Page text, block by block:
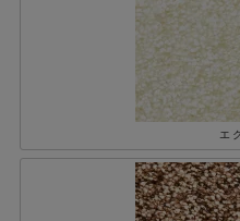
エ